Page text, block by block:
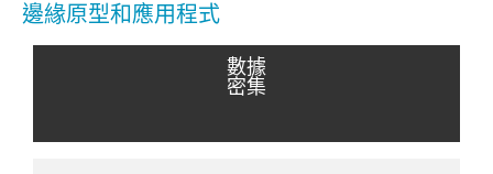
邊緣原型和應用程式
數據
密集